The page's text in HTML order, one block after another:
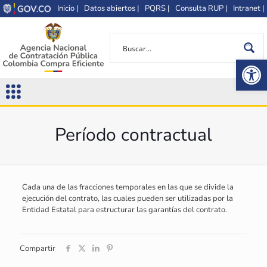
Inicio | Datos abiertos | PQRS | Consulta RUP | Intranet |
Período contractual
Cada una de las fracciones temporales en las que se divide la
ejecución del contrato, las cuales pueden ser utilizadas por la
Entidad Estatal para estructurar las garantías del contrato.
Compartir